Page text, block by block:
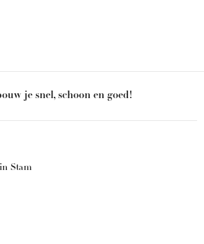
je snel, schoon en goed!
Stam